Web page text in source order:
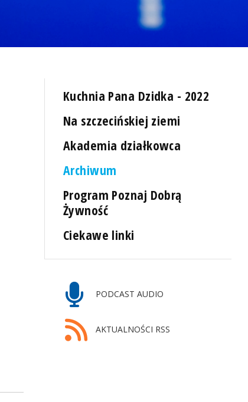
Kuchnia Pana Dzidka - 2022
Na szczecińskiej ziemi
Akademia działkowca
Archiwum
Program Poznaj Dobrą
Żywność
Ciekawe linki
PODCAST AUDIO
AKTUALNOŚCI RSS